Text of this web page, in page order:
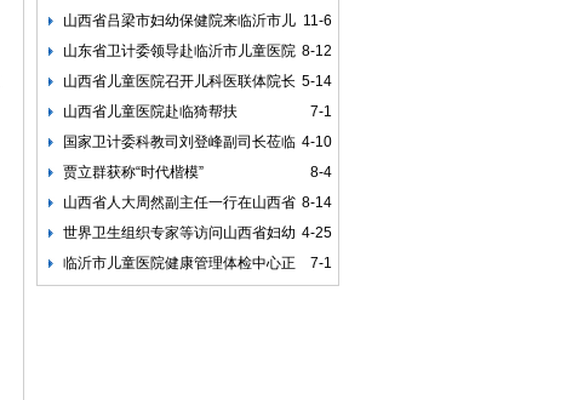
联体并举行揭牌仪式
11-6
山西省吕梁市妇幼保健院来临沂市儿
童医院学习交流
8-12
山东省卫计委领导赴临沂市儿童医院
视察指导
5-14
山西省儿童医院召开儿科医联体院长
座谈会
7-1
山西省儿童医院赴临猗帮扶
4-10
国家卫计委科教司刘登峰副司长莅临
安徽省儿童医院视察指导
8-4
贾立群获称“时代楷模”
8-14
山西省人大周然副主任一行在山西省
儿童医院调研
4-25
世界卫生组织专家等访问山西省妇幼
保健院
7-1
临沂市儿童医院健康管理体检中心正